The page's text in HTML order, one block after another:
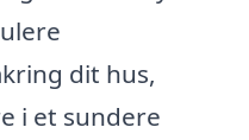
dit hus,
i et sundere